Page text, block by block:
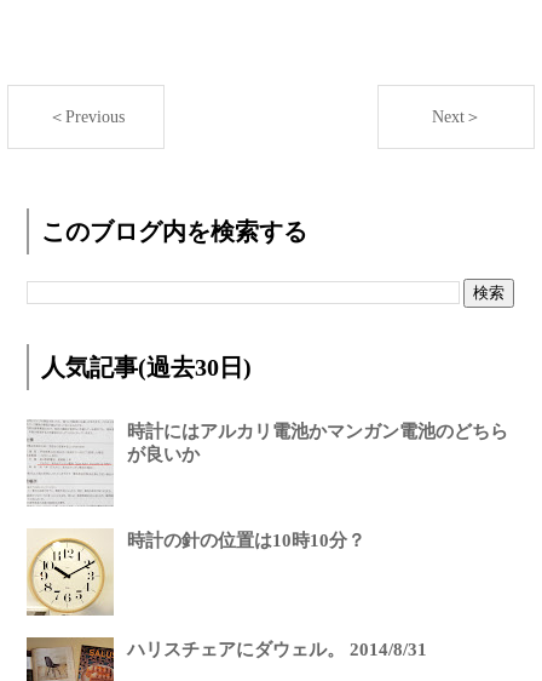
＜Previous Next＞
このブログ内を検索する
人気記事(過去30日)
時計にはアルカリ電池かマンガン電池のどちら
が良いか
時計の針の位置は10時10分？
ハリスチェアにダウェル。 2014/8/31